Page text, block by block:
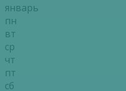
январь
пн
вт
ср
чт
пт
сб